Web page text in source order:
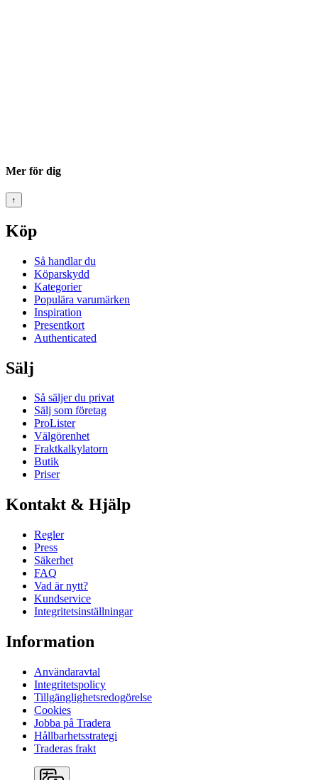
Mer för dig
↑
Köp
Så handlar du
Köparskydd
Kategorier
Populära varumärken
Inspiration
Presentkort
Authenticated
Sälj
Så säljer du privat
Sälj som företag
ProLister
Välgörenhet
Fraktkalkylatorn
Butik
Priser
Kontakt & Hjälp
Regler
Press
Säkerhet
FAQ
Vad är nytt?
Kundservice
Integritetsinställningar
Information
Användaravtal
Integritetspolicy
Tillgänglighetsredogörelse
Cookies
Jobba på Tradera
Hållbarhetsstrategi
Traderas frakt